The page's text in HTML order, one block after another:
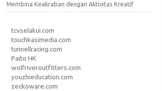
Membina Keakraban dengan Aktivitas Kreatif
tcvselakui.com
touchkasimedia.com
tunnellracing.com
Paito HK
wolfriveroutfitters.com
youzhieducation.com
zeckoware.com